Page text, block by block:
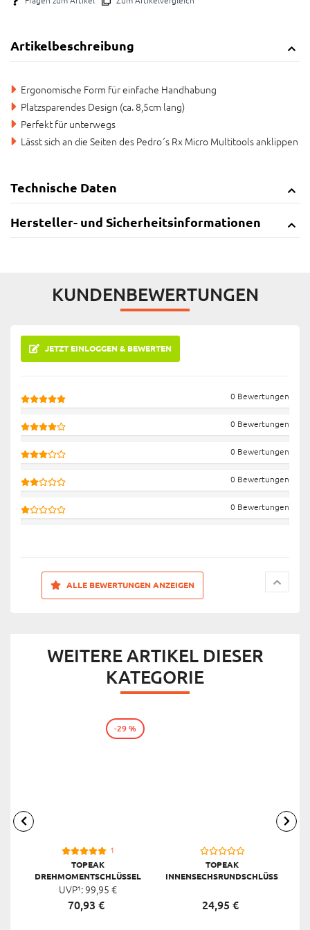
Artikelbeschreibung
Ergonomische Form für einfache Handhabung
Platzsparendes Design (ca. 8,5cm lang)
Perfekt für unterwegs
Lässt sich an die Seiten des Pedro´s Rx Micro Multitools anklippen
Technische Daten
Hersteller- und Sicherheitsinformationen
KUNDENBEWERTUNGEN
JETZT EINLOGGEN & BEWERTEN
0 Bewertungen
0 Bewertungen
0 Bewertungen
0 Bewertungen
0 Bewertungen
ALLE BEWERTUNGEN ANZEIGEN
WEITERE ARTIKEL DIESER
KATEGORIE
1
TOPEAK
DREHMOMENTSCHLÜSSEL
TORQ STICK, SCHWARZ
UVP¹: 99,95 €
70,93 €
-29 %
TOPEAK
INNENSECHSRUNDSCHLÜSSEL
24,95 €